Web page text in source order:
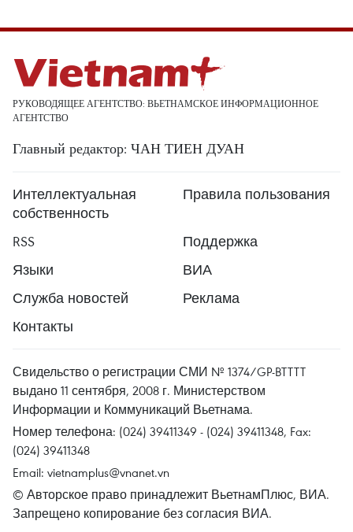
РУКОВОДЯЩЕЕ АГЕНТСТВО: ВЬЕТНАМСКОЕ ИНФОРМАЦИОННОЕ
АГЕНТСТВО
Главный редактор: ЧАН ТИЕН ДУАН
Интеллектуальная
собственность
Правила пользования
RSS
Поддержка
Языки
ВИА
Служба новостей
Реклама
Контакты
Свидельство о регистрации СМИ № 1374/GP-BTTTT
выдано 11 сентября, 2008 г. Министерством
Информации и Коммуникаций Вьетнама.
Номер телефона: (024) 39411349 - (024) 39411348, Fax:
(024) 39411348
Email: vietnamplus@vnanet.vn
© Авторское право принадлежит ВьетнамПлюс, ВИА.
Запрещено копирование без согласия ВИА.